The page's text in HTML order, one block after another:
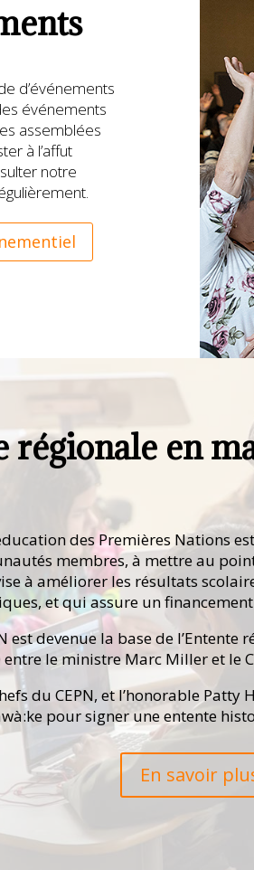
d’événements
événements
assemblées
à l’affut
notre
régionale en
des Premières Nations
membres, à mettre au
à améliorer les résultats
et qui assure un
est devenue la base de
entre le ministre Marc Miller et le
du CEPN, et l’honorable
pour signer une entente
En savoir